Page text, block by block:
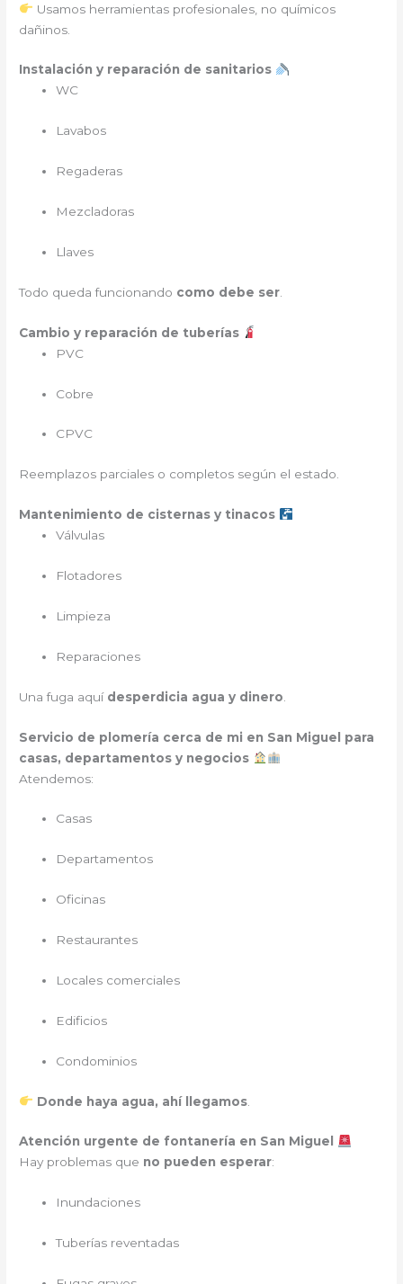
Usamos herramientas profesionales, no químicos
dañinos.
Instalación y reparación de sanitarios
WC
Lavabos
Regaderas
Mezcladoras
Llaves
Todo queda funcionando como debe ser
Cambio y reparación de tuberías
PVC
Cobre
CPVC
Reemplazos parciales o completos según el estado.
Mantenimiento de cisternas y tinacos
Válvulas
Flotadores
Limpieza
Reparaciones
Una fuga aquí desperdicia agua y dinero
Servicio de plomería cerca de mi en San Miguel para
casas, departamentos y negocios
Atendemos:
Casas
Departamentos
Oficinas
Restaurantes
Locales comerciales
Edificios
Condominios
Donde haya agua, ahí llegamos.
Atención urgente de fontanería en San Miguel
Hay problemas que no pueden esperar:
Inundaciones
Tuberías reventadas